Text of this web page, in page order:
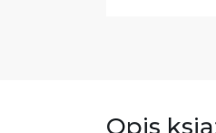
Opis